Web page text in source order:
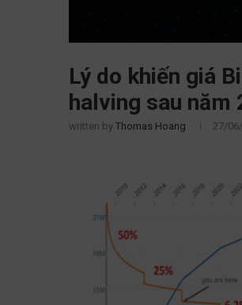
Lý do khiến giá
halving sau năm
written by Thomas Hoang 27/